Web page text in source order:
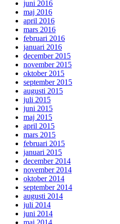
juni 2016
maj 2016
april 2016
mars 2016
februari 2016
januari 2016
december 2015
november 2015
oktober 2015
september 2015
augusti 2015
juli 2015
juni 2015
maj 2015
april 2015
mars 2015
februari 2015
januari 2015
december 2014
november 2014
oktober 2014
september 2014
augusti 2014
juli 2014
juni 2014